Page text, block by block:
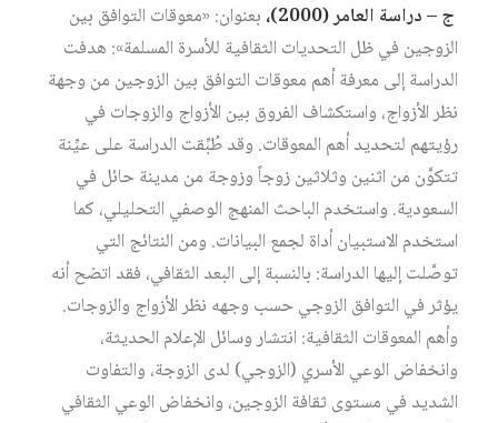
ج – دراسة العامر (2000)،
بعنوان: «معوقات التوافق بين
الزوجين في ظل التحديات الثقافية للأسرة المسلمة»: هدفت
الدراسة إلى معرفة أهم معوقات التوافق بين الزوجين من وجهة
نظر الأزواج، واستكشاف الفروق بين الأزواج والزوجات في
رؤيتهم لتحديد أهم المعوقات. وقد طُبِّقت الدراسة على عيِّنة
تتكوَّن من اثنين وثلاثين زوجاً وزوجة من مدينة حائل في
السعودية. واستخدم الباحث المنهج الوصفي التحليلي، كما
استخدم الاستبيان أداة لجمع البيانات. ومن النتائج التي
توصَّلت إليها الدراسة: بالنسبة إلى البعد الثقافي، فقد اتضح أنه
يؤثر في التوافق الزوجي حسب وجهه نظر الأزواج والزوجات.
وأهم المعوقات الثقافية: انتشار وسائل الإعلام الحديثة،
وانخفاض الوعي الأسري (الزوجي) لدى الزوجة، والتفاوت
الشديد في مستوى ثقافة الزوجين، وانخفاض الوعي الثقافي